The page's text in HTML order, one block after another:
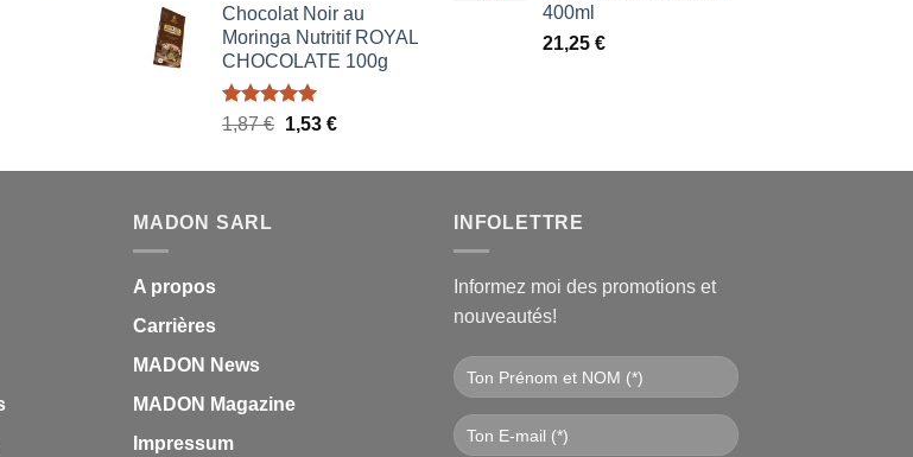
Chocolat Noir au
Moringa Nutritif ROYAL
CHOCOLATE 100g
Note5.00
1,87€ Le
initial
1,53 €Le
actuel
400ml
21,25 €
MADON SARL
A propos
Carrières
MADON News
MADON Magazine
Impressum
INFOLETTRE
Informez moi des promotions et
nouveautés!